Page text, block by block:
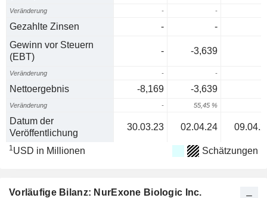
Veränderung - -
Gezahlte Zinsen -
-
Gewinn vor Steuern
(EBT)
- -3,639
Veränderung - -
Nettoergebnis -8,169 -3,639
Veränderung - 55,45 %
Datum der
Veröffentlichung
30.03.23 02.04.24
1USD in Millionen Schätzungen
Vorläufige Bilanz: NurExone Biologic Inc.